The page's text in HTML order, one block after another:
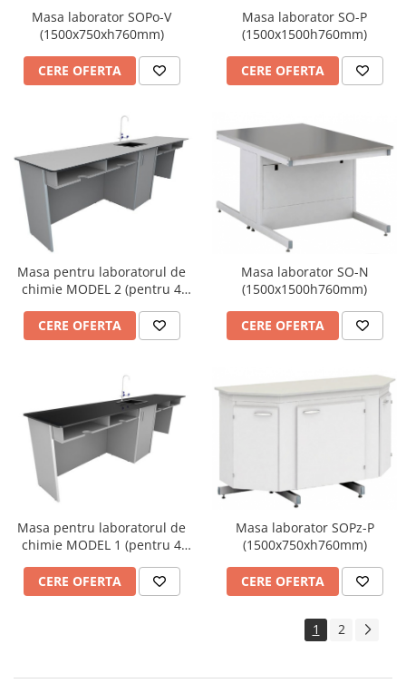
Masa laborator SOPo-V
(1500x750xh760mm)
CERE OFERTA
Masa laborator SO-P
(1500x1500h760mm)
CERE OFERTA
Masa pentru laboratorul de
chimie MODEL 2 (pentru 4
CERE OFERTA
Masa laborator SO-N
(1500x1500h760mm)
CERE OFERTA
Masa pentru laboratorul de
chimie MODEL 1 (pentru 4
CERE OFERTA
Masa laborator SOPz-P
(1500x750xh760mm)
CERE OFERTA
1 2